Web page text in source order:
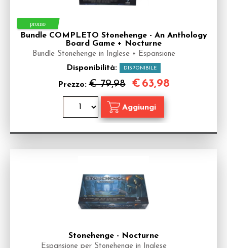
Bundle COMPLETO Stonehenge - An Anthology
Board Game + Nocturne
Bundle Stonehenge in Inglese + Espansione
Disponibilità: DISPONIBILE
Prezzo:€ 79,98 € 63,98
Stonehenge - Nocturne
Espansione per Stonehenge in Inglese